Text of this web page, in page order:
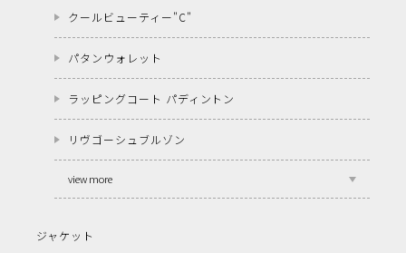
クールビューティー"C"
パタンウォレット
ラッピングコート パディントン
リヴゴーシュブルゾン
view more
ジャケット